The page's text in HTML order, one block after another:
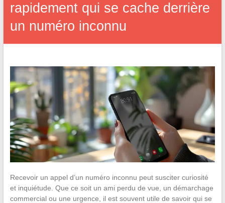
rapidement qui se cache derrière
un numéro inconnu
Recevoir un appel d’un numéro inconnu peut susciter curiosité
et inquiétude. Que ce soit un ami perdu de vue, un démarchage
commercial ou une urgence, il est souvent utile de savoir qui se